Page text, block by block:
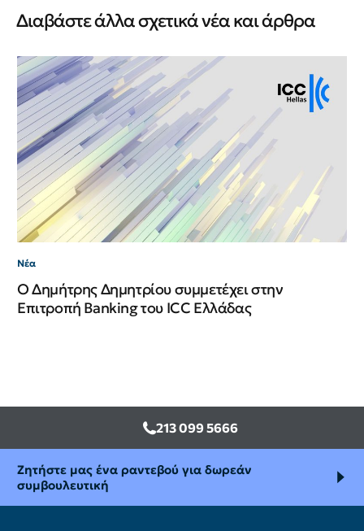
Διαβάστε άλλα σχετικά νέα και άρθρα
Νέα
Ο Δημήτρης Δημητρίου συμμετέχει στην
Επιτροπή Banking του ICC Ελλάδας
213 099 5666
Ζητήστε μας ένα ραντεβού για δωρεάν
συμβουλευτική